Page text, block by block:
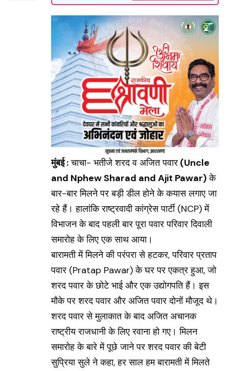
मुंबई :चाचा- भतीजे शरद व अ‎जित पवार (Uncle
and Nphew Sharad and Ajit Pawar)के
बार-बार ‎मिलने पर बड़ी डील होने के कयास लगाए जा
रहे हैं। हालां‎कि राष्ट्रवादी कांग्रेस पार्टी (NCP) में
विभाजन के बाद पहली बार पूरा पवार परिवार दिवाली
समारोह के लिए एक साथ आया।
बारामती में मिलने की परंपरा से हटकर, परिवार प्रताप
पवार (Pratap Pawar) के घर पर एकत्र हुआ, जो
शरद पवार के छोटे भाई और एक उद्योगपति हैं। इस
मौके पर शरद पवार और अजित पवार दोनों मौजूद थे।
शरद पवार से मुलाकात के बाद अजित अचानक
राष्ट्रीय राजधानी के लिए रवाना हो गए। मिलन
समारोह के बारे में पूछे जाने पर शरद पवार की बेटी
सुप्रिया सुले ने कहा, हर साल हम बारामती में मिलते